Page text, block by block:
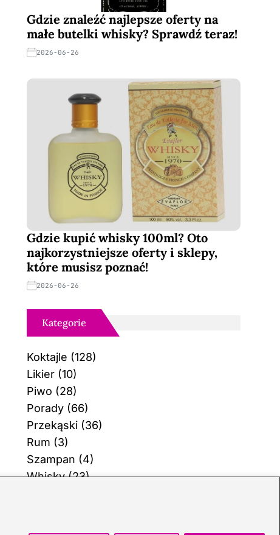
Gdzie znaleźć najlepsze oferty na
małe butelki whisky? Sprawdź teraz!
2026-06-26
Gdzie kupić whisky 100ml? Oto
najkorzystniejsze oferty i sklepy,
które musisz poznać!
2026-06-26
Kategorie
Koktajle (128)
Likier(10)
Piwo (28)
Porady(66)
Przekąski(36)
Rum (3)
Szampan (4)
Whisky(23)